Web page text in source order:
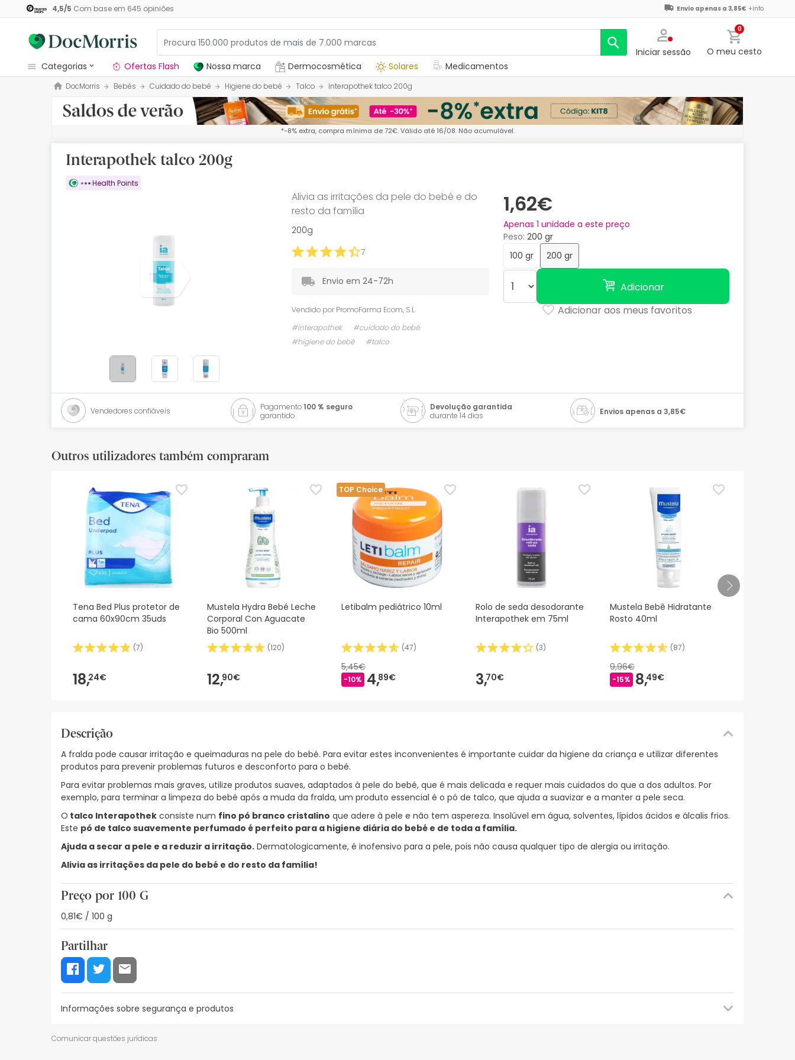
4,5/5 Com base em 645 opiniões Envio apenas a 3,85€ +info
Iniciar sessão
0
O meu cesto
categorias
Dermocosmetica
Nossa marca
Medicamentos
Cosmética
Cosmética natural
Promoções
Mais vendidos
Ofertas Flash Nossa marca Dermocosmética Solares Medicamentos
DocMorris Bebés Cuidado do bebé Higiene do bebé Talco Interapothek talco 200g
*-8% extra, compra mínima de 72€. Válido até 16/08. Não acumulável.
Interapothek talco 200g
Health Points
1,62€
Apenas 1 unidade a este preço
Peso
200 gr
100 gr
200 gr
Adicionar
Adicionar aos meus favoritos
Alivia as irritações da pele do bebé e do
resto da família
200g
7
Envio em 24-72h
Vendido por PromoFarma Ecom, S.L.
#interapothek
#cuidado do bebé
#higiene do bebé
#talco
Vendedores confiáveis Pagamento100 % seguro
garantido
Devolução garantida
durante 14 dias
Envios apenas a 3,85€
Outros utilizadores também compraram
Tena Bed Plus protetor de
cama 60x90cm 35uds
(7)
18,24€
Mustela Hydra Bebé Leche
Corporal Con Aguacate
Bio 500ml
(120)
12,90€
TOP Choice
Letibalm pediátrico 10ml
(47)
5,45€
-10% 4,89€
Rolo de seda desodorante
Interapothek em 75ml
(3)
3,70€
Mustela Bebê Hidratante
Rosto 40ml
(87)
9,96€
-15% 8,49€
Descrição
A fralda pode causar irritação e queimaduras na pele do bebé. Para evitar estes inconvenientes é importante cuidar da higiene da criança e utilizar diferentes
produtos para prevenir problemas futuros e desconforto para o bebé.
Para evitar problemas mais graves, utilize produtos suaves, adaptados à pele do bebé, que é mais delicada e requer mais cuidados do que a dos adultos. Por
exemplo, para terminar a limpeza do bebé após a muda da fralda, um produto essencial é o pó de talco, que ajuda a suavizar e a manter a pele seca.
O talco Interapothek consiste num fino pó branco cristalino que adere à pele e não tem aspereza. Insolúvel em água, solventes, lípidos ácidos e álcalis frios.
Este pó de talco suavemente perfumado é perfeito para a higiene diária do bebé e de toda a família.
Ajuda a secar a pele e a reduzir a irritação. Dermatologicamente, é inofensivo para a pele, pois não causa qualquer tipo de alergia ou irritação.
Alivia as irritações da pele do bebé e do resto da família!
Preço por 100 G
0,81€ / 100 g
Partilhar
Informações sobre segurança e produtos
Recursos de segurança visual
Comunicar questões jurídicas